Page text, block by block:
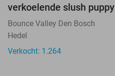
verkoelende slush puppy
Bounce Valley Den Bosch
Hedel
Verkocht: 1.264